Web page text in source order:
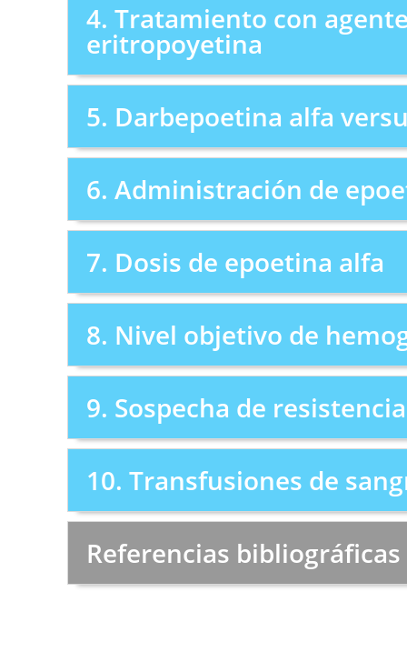
4. Tratamiento con
eritropoyetina
5. Darbepoetina alfa
6. Administración de
7. Dosis de epoetina alfa
8. Nivel objetivo de
9. Sospecha de
10. Transfusiones de
Referencias bibliográficas